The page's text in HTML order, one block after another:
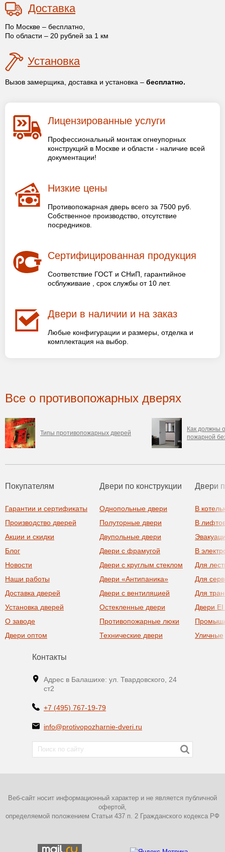
Доставка
По Москве – бесплатно,
По области – 20 рублей за 1 км
Установка
Вызов замерщика, доставка и установка – бесплатно.
Лицензированные услуги
Профессиональный монтаж огнеупорных
конструкций в Москве и области - наличие всей
документации!
Низкие цены
Противопожарная дверь всего за 7500 руб.
Собственное производство, отсутствие
посредников.
Сертифицированная продукция
Соответствие ГОСТ и СНиП, гарантийное
осблуживаие , срок службы от 10 лет.
Двери в наличии и на заказ
Любые конфигурации и размеры, отделка и
комплектация на выбор.
Все о противопожарных дверях
Типы противопожарных дверей
Как должны
пожарной
Покупателям
Гарантии и сертификаты
Производство дверей
Акции и скидки
Блог
Новости
Наши работы
Доставка дверей
Установка дверей
О заводе
Двери оптом
Двери по конструкции
Однопольные двери
Полуторные двери
Двупольные двери
Двери с фрамугой
Двери с круглым стеклом
Двери «Антипаника»
Двери с вентиляцией
Остекленные двери
Противопожарные люки
Технические двери
Двери
В
В
В
Для
Для
Для
Двери
Уличные
Контакты
Адрес в Балашихе: ул. Твардовского, 24
ст2
+7 (495) 767-19-79
info@protivopozharnie-dveri.ru
Веб-сайт носит информационный характер и не является публичной
офертой,
определяемой положением Статьи 437 п. 2 Гражданского кодекса РФ